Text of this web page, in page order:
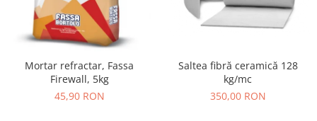
Mortar refractar, Fassa
Firewall, 5kg
45,90 RON
Saltea fibră ceramică 128
kg/mc
350,00 RON